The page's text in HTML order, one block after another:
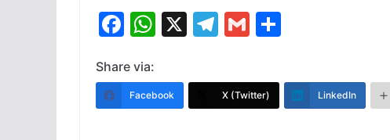
F
e
b
W
at
s
X T
e
gr
G
ai
l
ar
e
Share via:
Facebook X (Twitter) LinkedIn